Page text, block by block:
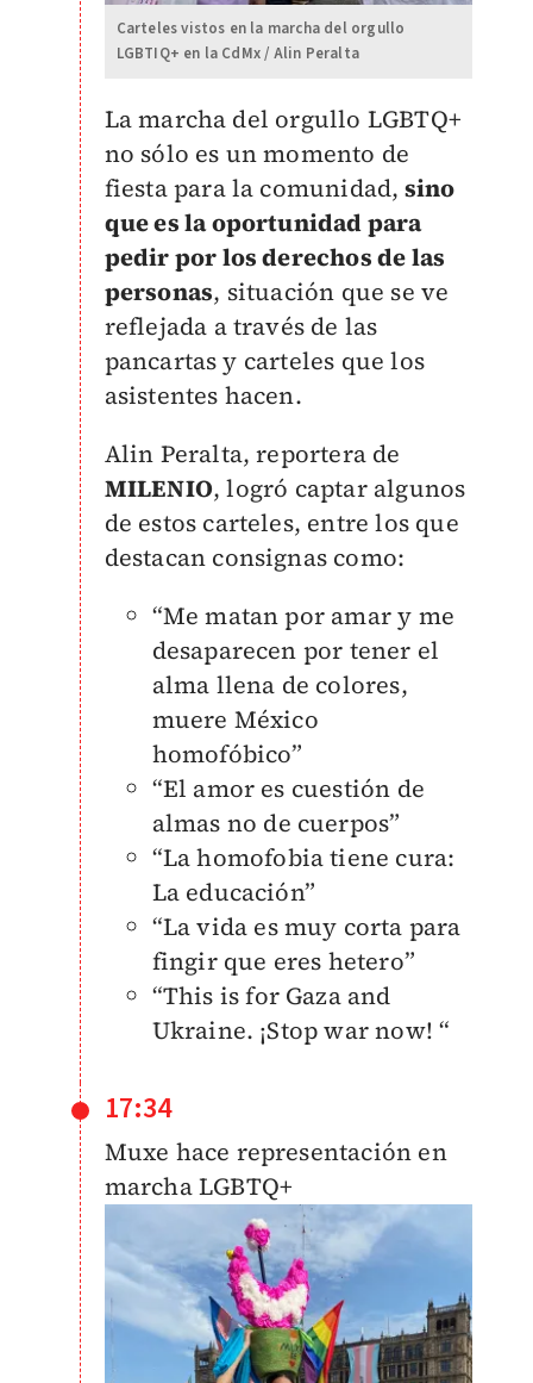
Carteles vistos en la marcha del orgullo
LGBTIQ+ en la CdMx / Alin Peralta
La marcha del orgullo LGBTQ+
no sólo es un momento de
fiesta para la comunidad, sino
que es la oportunidad para
pedir por los derechos de las
personas, situación que se ve
reflejada a través de las
pancartas y carteles que los
asistentes hacen.
Alin Peralta, reportera de
MILENIO, logró captar algunos
de estos carteles, entre los que
destacan consignas como:
“Me matan por amar y me
desaparecen por tener el
alma llena de colores,
muere México
homofóbico”
“El amor es cuestión de
almas no de cuerpos”
“La homofobia tiene cura:
La educación”
“La vida es muy corta para
fingir que eres hetero”
“This is for Gaza and
Ukraine. ¡Stop war now! “
17:34
Muxe hace representación en
marcha LGBTQ+